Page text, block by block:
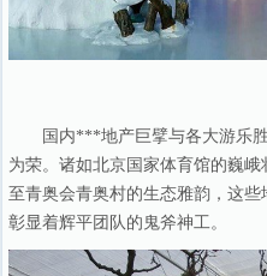
国内***地产巨擘与各大游乐
为荣。诸如北京国家体育馆的巍
至青奥会青奥村的生态雅韵，这
彰显着辉平团队的鬼斧神工。